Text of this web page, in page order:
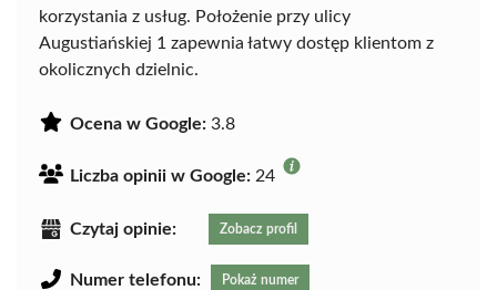
korzystania z usług. Położenie przy ulicy
Augustiańskiej 1 zapewnia łatwy dostęp klientom z
okolicznych dzielnic.
Ocena w Google: 3.8
Liczba opinii w Google: 24
Czytaj opinie: Zobacz profil
Numer telefonu: Pokaż numer